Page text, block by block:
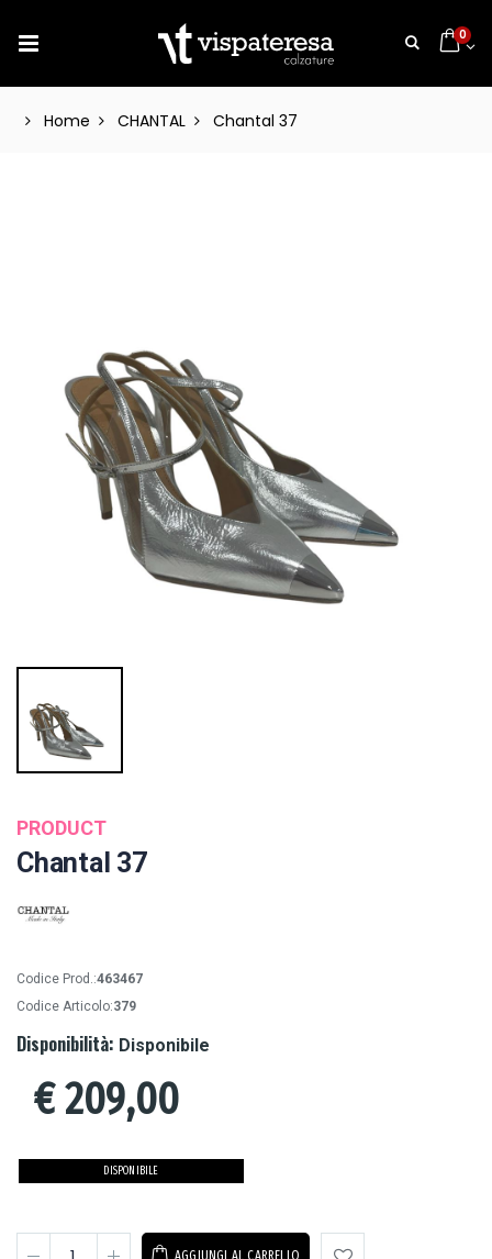
0
Home CHANTAL Chantal 37
PRODUCT
Chantal 37
Codice Prod.:463467
Codice Articolo:379
Disponibilità: Disponibile
€209,00
DISPONIBILE
AGGIUNGI AL CARRELLO